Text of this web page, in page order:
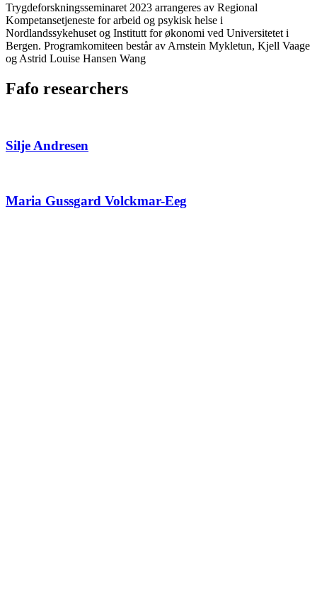
Trygdeforskningsseminaret 2023 arrangeres av Regional
Kompetansetjeneste for arbeid og psykisk helse i
Nordlandssykehuset og Institutt for økonomi ved Universitetet i
Bergen. Programkomiteen består av Arnstein Mykletun, Kjell Vaage
og Astrid Louise Hansen Wang
Fafo researchers
Silje Andresen
Maria Gussgard Volckmar-Eeg